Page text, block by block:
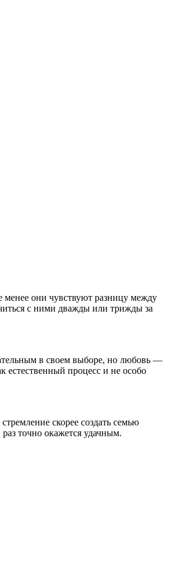
менее они чувствуют разницу между
с ними дважды или трижды за
в своем выборе, но любовь —
естественный процесс и не особо
скорее создать семью
точно окажется удачным.